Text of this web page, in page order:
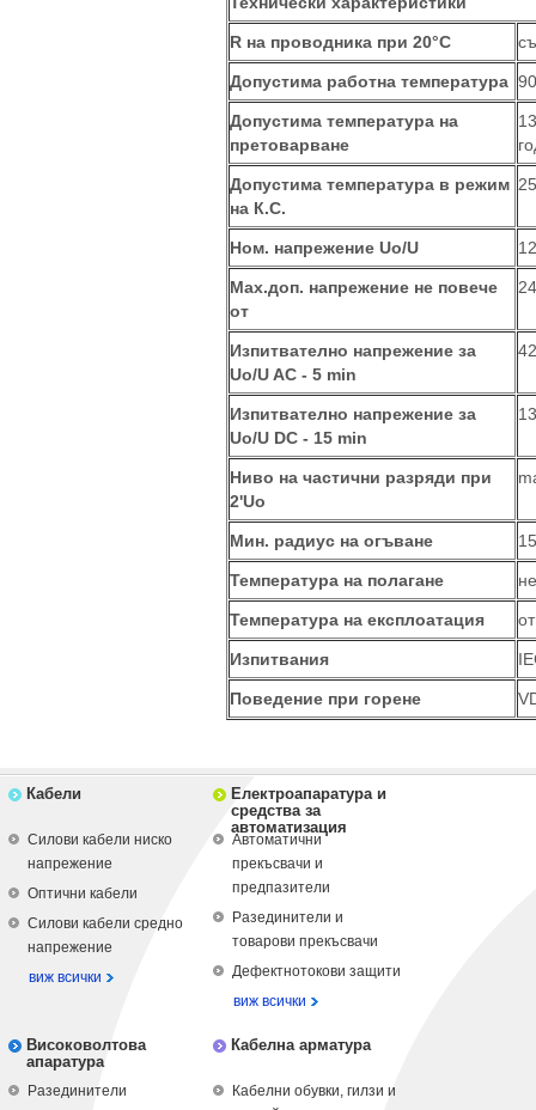
R на проводника при 20°C
Допустима работна температура
Допустима температура на
претоварване
Допустима температура в режим
на К.С.
Ном. напрежение Uo/U
Maх.доп. напрежение не повече
от
Изпитвателно напрежение за
Uo/U AC - 5 min
Изпитвателно напрежение за
Uo/U DC - 15 min
Ниво на частични разряди при
2'Uo
Мин. радиус на огъване
Температура на полагане
Температура на експлоатация
Изпитвания
Поведение при горене
Кабели
Силови кабели ниско
напрежение
Оптични кабели
Силови кабели средно
напрежение
виж всички
Електроапаратура и
средства за
автоматизация
Автоматични
прекъсвачи и
предпазители
Разединители и
товарови прекъсвачи
Дефектнотокови защити
виж всички
Високоволтова
апаратура
Разединители
Кабелна арматура
Кабелни обувки, гилзи и